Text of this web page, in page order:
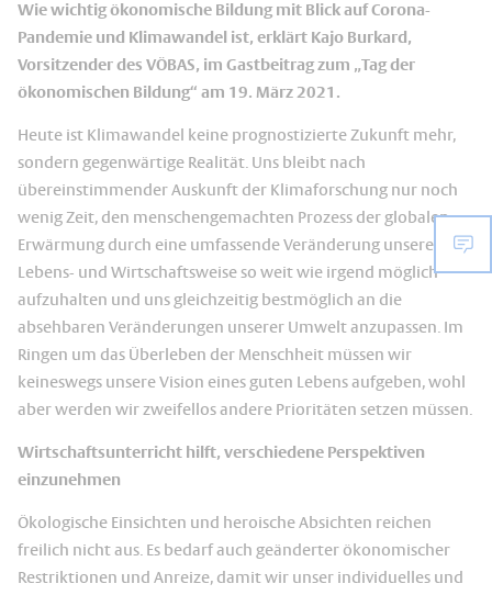
Wie wichtig ökonomische Bildung mit Blick auf Corona-
Pandemie und Klimawandel ist, erklärt Kajo Burkard,
Vorsitzender des VÖBAS, im Gastbeitrag zum „Tag der
ökonomischen Bildung“ am 19. März 2021.
Heute ist Klimawandel keine prognostizierte Zukunft mehr,
sondern gegenwärtige Realität. Uns bleibt nach
übereinstimmender Auskunft der Klimaforschung nur noch
wenig Zeit, den menschengemachten Prozess der globalen
Erwärmung durch eine umfassende Veränderung unserer
Lebens- und Wirtschaftsweise so weit wie irgend möglich
aufzuhalten und uns gleichzeitig bestmöglich an die
absehbaren Veränderungen unserer Umwelt anzupassen. Im
Ringen um das Überleben der Menschheit müssen wir
keineswegs unsere Vision eines guten Lebens aufgeben, wohl
aber werden wir zweifellos andere Prioritäten setzen müssen.
Wirtschaftsunterricht hilft, verschiedene Perspektiven
einzunehmen
Ökologische Einsichten und heroische Absichten reichen
freilich nicht aus. Es bedarf auch geänderter ökonomischer
Restriktionen und Anreize, damit wir unser individuelles und